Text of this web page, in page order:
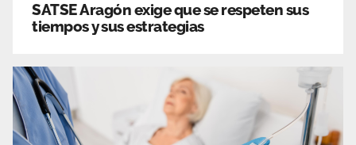
SATSE Aragón exige que se respeten sus
tiempos y sus estrategias